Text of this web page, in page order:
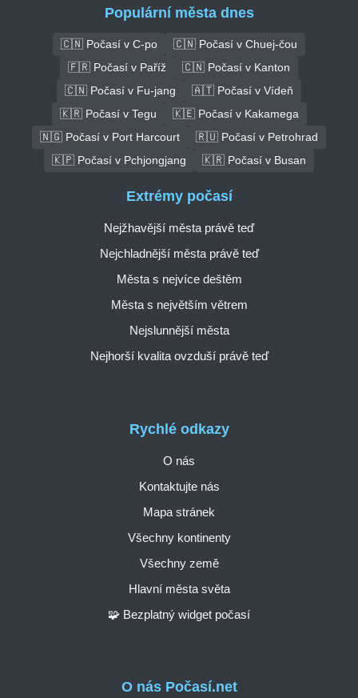
Populární města dnes
🇨🇳 Počasí v C-po
🇨🇳 Počasí v Chuej-čou
🇫🇷 Počasí v Paříž
🇨🇳 Počasí v Kanton
🇨🇳 Počasí v Fu-jang
🇦🇹 Počasí v Vídeň
🇰🇷 Počasí v Tegu
🇰🇪 Počasí v Kakamega
🇳🇬 Počasí v Port Harcourt
🇷🇺 Počasí v Petrohrad
🇰🇵 Počasí v Pchjongjang
🇰🇷 Počasí v Busan
O nás Počasí.net
Rychlé odkazy
O nás
Kontaktujte nás
Mapa stránek
Všechny kontinenty
Všechny země
Hlavní města světa
🧩 Bezplatný widget počasí
Extrémy počasí
Nejžhavější města právě teď
Nejchladnější města právě teď
Města s nejvíce deštěm
Města s největším větrem
Nejslunnější města
Nejhorší kvalita ovzduší právě teď